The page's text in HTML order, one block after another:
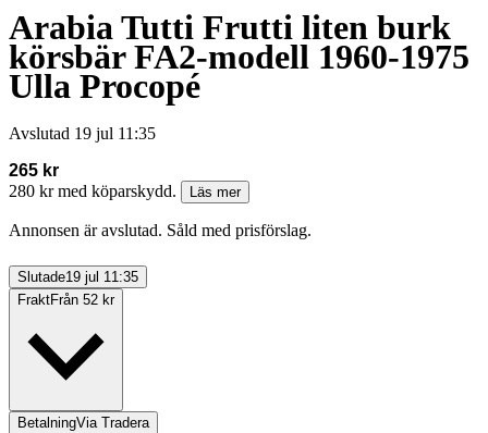
Arabia Tutti Frutti liten burk
körsbär FA2-modell 1960-1975
Ulla Procopé
Avslutad 19 jul 11:35
265 kr
280 kr med köparskydd.
Läs mer
Annonsen är avslutad. Såld med prisförslag.
Slutade19 jul 11:35
FraktFrån 52 kr
BetalningVia Tradera